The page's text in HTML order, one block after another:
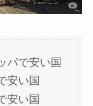
パで安い国
安い国
安い国